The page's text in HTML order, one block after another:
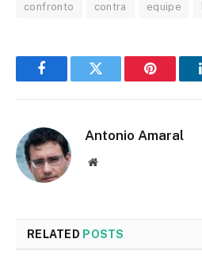
confronto contra equipe
FacebookTwitter Pinterest
Antonio Amaral
Website
RELATED POSTS